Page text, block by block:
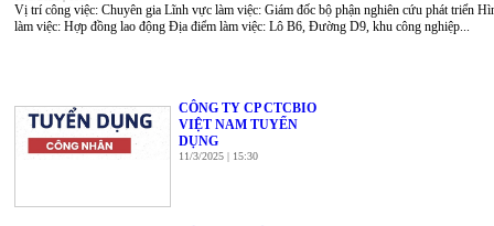
Vị trí công việc: Chuyên gia Lĩnh vực làm việc: Giám đốc bộ phận nghiên cứu phát triển
làm việc: Hợp đồng lao động Địa điểm làm việc: Lô B6, Đường D9, khu công nghiệp...
CÔNG TY CP CTCBIO
VIỆT NAM TUYỂN
DỤNG
11/3/2025 | 15:30